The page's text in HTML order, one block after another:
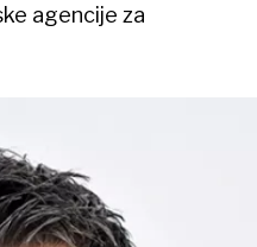
agencije za